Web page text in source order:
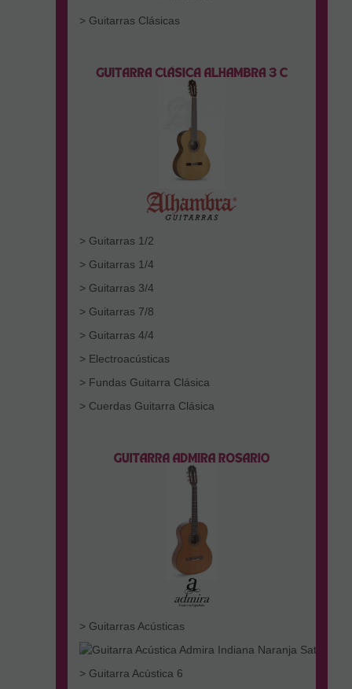
> Guitarras Clásicas
> Guitarras 1/2
> Guitarras 1/4
> Guitarras 3/4
> Guitarras 7/8
> Guitarras 4/4
> Electroacústicas
> Fundas Guitarra Clásica
> Cuerdas Guitarra Clásica
> Guitarras Acústicas
> Guitarra Acústica 6